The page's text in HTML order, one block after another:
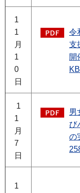
1
1
月
1
0
日
令
支
開
KB
1
1
月
7
日
男
び
の
1